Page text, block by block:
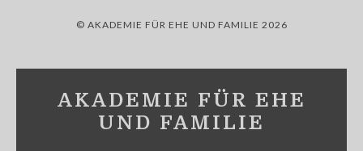
© AKADEMIE FÜR EHE UND FAMILIE 2026
AKADEMIE FÜR EHE
UND FAMILIE